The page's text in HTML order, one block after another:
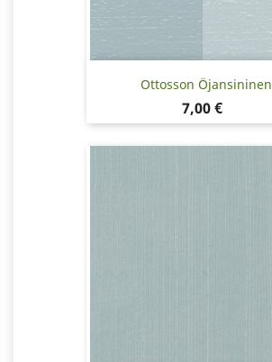
Ottosson Öjansininen
Hinta
7,00 €